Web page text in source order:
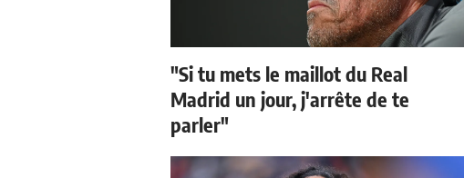
"Si tu mets le maillot du Real
Madrid un jour, j'arrête de te
parler"